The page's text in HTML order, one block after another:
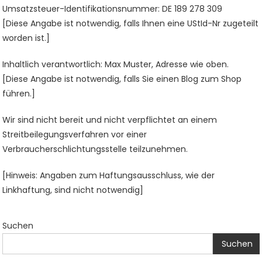
Umsatzsteuer-Identifikationsnummer: DE 189 278 309
[Diese Angabe ist notwendig, falls Ihnen eine UStId-Nr zugeteilt
worden ist.]
Inhaltlich verantwortlich: Max Muster, Adresse wie oben.
[Diese Angabe ist notwendig, falls Sie einen Blog zum Shop
führen.]
Wir sind nicht bereit und nicht verpflichtet an einem
Streitbeilegungsverfahren vor einer
Verbraucherschlichtungsstelle teilzunehmen.
[Hinweis: Angaben zum Haftungsausschluss, wie der
Linkhaftung, sind nicht notwendig]
Suchen
Suchen